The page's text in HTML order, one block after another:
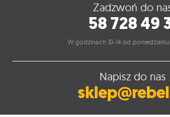
Zadzwoń do
58 728 49
W godzinach 10-14 od
Napisz do nas